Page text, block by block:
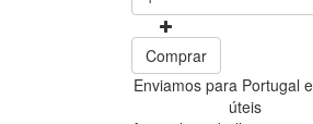
Comprar
Enviamos para Portugal
úteis